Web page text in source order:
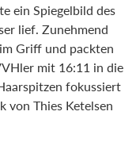
ein Spiegelbild des
lief. Zunehmend
Griff und packten
mit 16:11 in die
fokussiert
von Thies Ketelsen